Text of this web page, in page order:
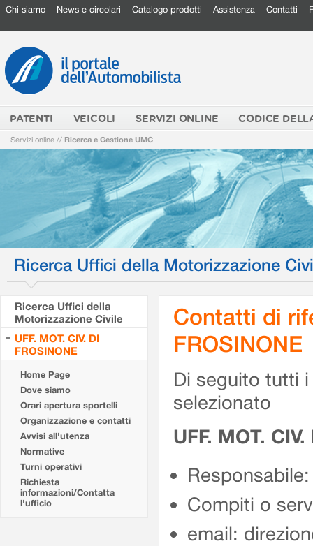
Chi siamo News e circolari Catalogo prodotti Assistenza Contatti
PATENTI VEICOLI SERVIZI ONLINE CODICE
Servizi online // Ricerca e Gestione UMC
Ricerca Uffici della Motorizzazione
Ricerca Uffici della
Motorizzazione Civile
UFF. MOT. CIV. DI
FROSINONE
Home Page
Dove siamo
Orari apertura sportelli
Organizzazione e contatti
Avvisi all'utenza
Normative
Turni operativi
Richiesta
informazioni/Contatta
l'ufficio
Contatti di
FROSINONE
Di seguito tutti
selezionato
UFF. MOT.
Compiti o
email: